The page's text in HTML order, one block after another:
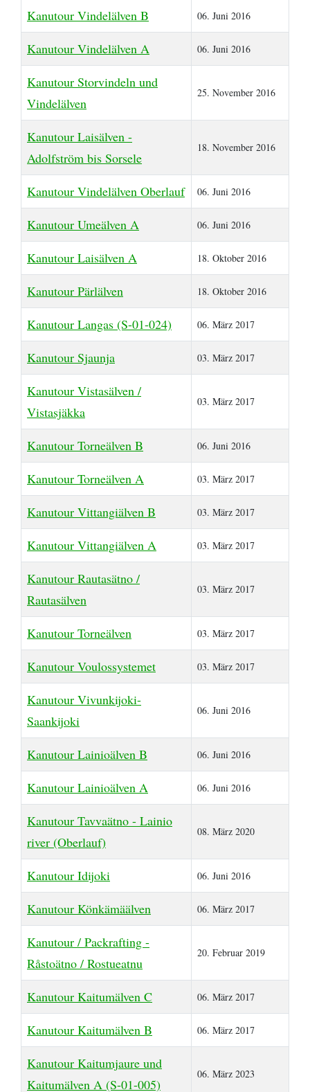
Kanutour Vindelälven B 06. Juni 2016
Kanutour Vindelälven A 06. Juni 2016
Kanutour Storvindeln und
Vindelälven
25. November 2016
Kanutour Laisälven -
Adolfström bis Sorsele
18. November 2016
Kanutour Vindelälven Oberlauf 06. Juni 2016
Kanutour Umeälven A 06. Juni 2016
Kanutour Laisälven A 18. Oktober 2016
Kanutour Pärlälven 18. Oktober 2016
Kanutour Langas (S-01-024) 06. März 2017
Kanutour Sjaunja 03. März 2017
Kanutour Vistasälven /
Vistasjäkka
03. März 2017
Kanutour Torneälven B 06. Juni 2016
Kanutour Torneälven A 03. März 2017
Kanutour Vittangiälven B 03. März 2017
Kanutour Vittangiälven A 03. März 2017
Kanutour Rautasätno /
Rautasälven
03. März 2017
Kanutour Torneälven 03. März 2017
Kanutour Voulossystemet 03. März 2017
Kanutour Vivunkijoki-
Saankijoki
06. Juni 2016
Kanutour Lainioälven B 06. Juni 2016
Kanutour Lainioälven A 06. Juni 2016
Kanutour Tavvaätno - Lainio
river (Oberlauf)
08. März 2020
Kanutour Idijoki 06. Juni 2016
Kanutour Könkämäälven 06. März 2017
Kanutour / Packrafting -
Råstoätno / Rostueatnu
20. Februar 2019
Kanutour Kaitumälven C 06. März 2017
Kanutour Kaitumälven B 06. März 2017
Kanutour Kaitumjaure und
Kaitumälven A (S-01-005)
06. März 2023